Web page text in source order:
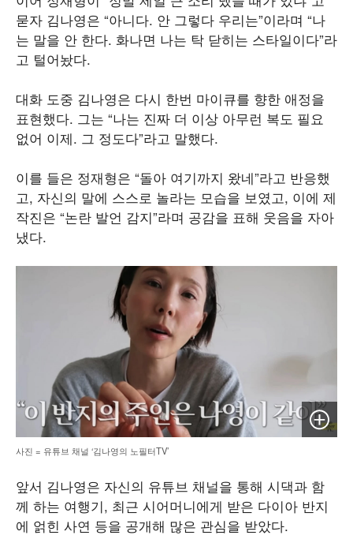
묻자 김나영은 “아니다. 안 그렇다 우리는”이라며 “나
는 말을 안 한다. 화나면 나는 탁 닫히는 스타일이다”라
고 털어놨다.
대화 도중 김나영은 다시 한번 마이큐를 향한 애정을
표현했다. 그는 “나는 진짜 더 이상 아무런 복도 필요
없어 이제. 그 정도다”라고 말했다.
이를 들은 정재형은 “돌아 여기까지 왔네”라고 반응했
고, 자신의 말에 스스로 놀라는 모습을 보였고, 이에 제
작진은 “논란 발언 감지”라며 공감을 표해 웃음을 자아
냈다.
이미지
사진 = 유튜브 채널 ‘김나영의 노필터TV’
앞서 김나영은 자신의 유튜브 채널을 통해 시댁과 함
께 하는 여행기, 최근 시어머니에게 받은 다이아 반지
에 얽힌 사연 등을 공개해 많은 관심을 받았다.